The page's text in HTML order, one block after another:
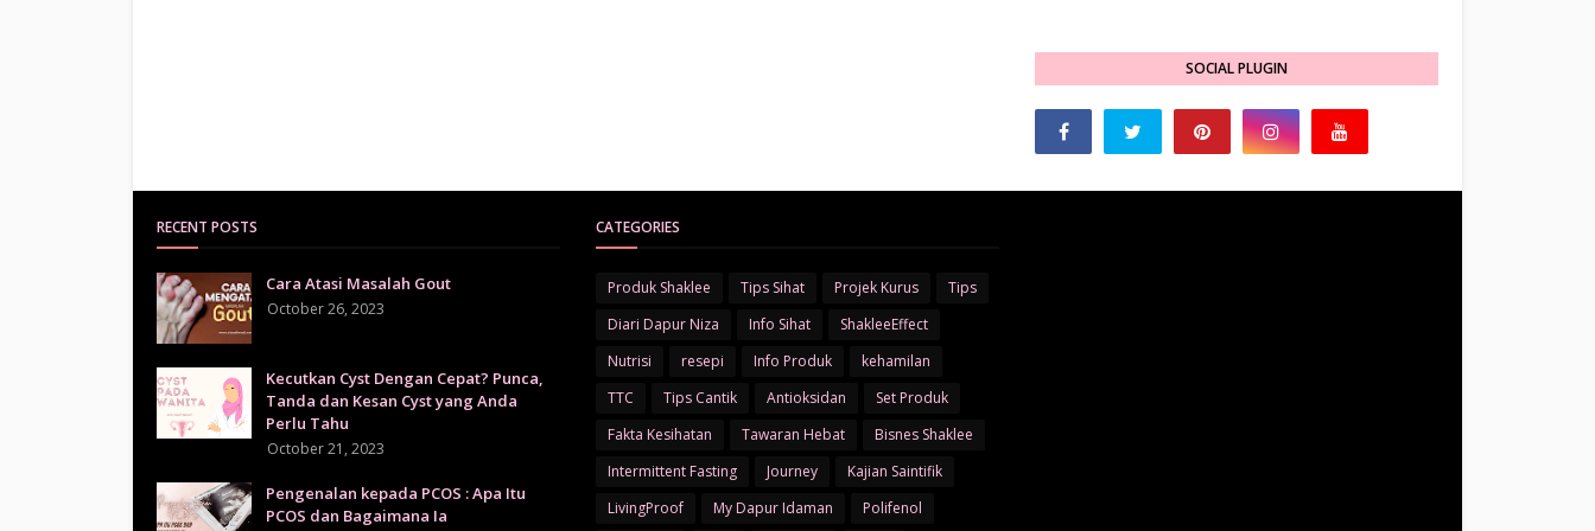
SOCIAL PLUGIN
RECENT POSTS
Cara Atasi Masalah Gout
October 26, 2023
Kecutkan Cyst Dengan Cepat? Punca,
Tanda dan Kesan Cyst yang Anda
Perlu Tahu
October 21, 2023
Pengenalan kepada PCOS : Apa Itu
PCOS dan Bagaimana Ia
CATEGORIES
Produk Shaklee Tips Sihat Projek Kurus
Tips
Diari Dapur Niza
Info Sihat
ShakleeEffect
Nutrisi
resepi Info Produk
kehamilan
TTC
Tips Cantik Antioksidan
Set Produk
Fakta Kesihatan
Tawaran Hebat
Bisnes Shaklee
Intermittent Fasting
Journey
Kajian Saintifik
LivingProof
My Dapur Idaman Polifenol